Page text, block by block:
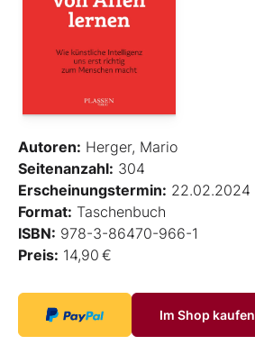
Autoren: Herger, Mario
Seitenanzahl: 304
Erscheinungstermin: 22.02.2024
Format: Taschenbuch
ISBN: 978-3-86470-966-1
Preis: 14,90 €
Im Shop kaufen